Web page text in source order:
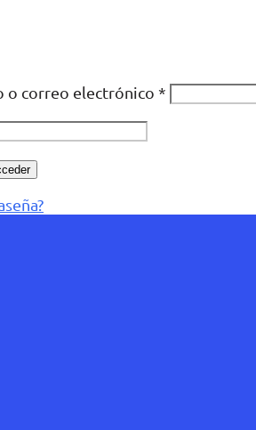
o correo electrónico *